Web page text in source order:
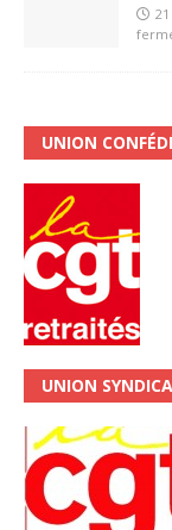
UNION
UNION